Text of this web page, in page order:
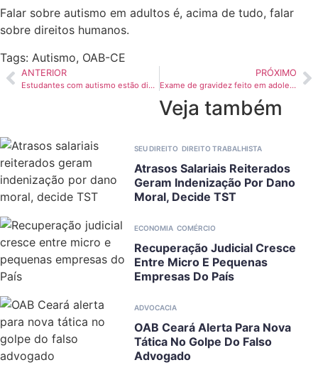
Falar sobre autismo em adultos é, acima de tudo, falar
sobre direitos humanos.
Tags: Autismo, OAB-CE
ANTERIOR
Estudantes com autismo estão dispensados do uniforme na rede municipal de Juazeiro do Norte
PRÓXIMO
Exame de gravidez feito em adolescente sem responsável não gera dano moral
Veja também
SEU DIREITO DIREITO TRABALHISTA
Atrasos Salariais Reiterados
Geram Indenização Por Dano
Moral, Decide TST
ECONOMIA COMÉRCIO
Recuperação Judicial Cresce
Entre Micro E Pequenas
Empresas Do País
ADVOCACIA
OAB Ceará Alerta Para Nova
Tática No Golpe Do Falso
Advogado